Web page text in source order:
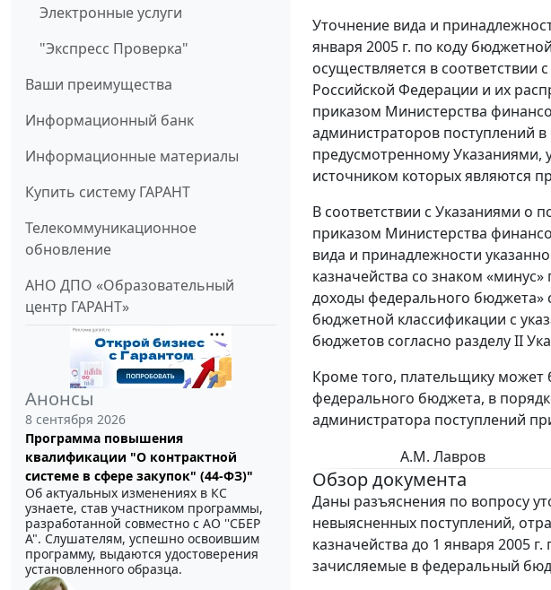
Электронные услуги
"Экспресс Проверка"
Ваши преимущества
Информационный банк
Информационные материалы
Купить систему ГАРАНТ
Телекоммуникационное
обновление
АНО ДПО «Образовательный
центр ГАРАНТ»
Анонсы
8 сентября 2026
Программа повышения
квалификации "О контрактной
системе в сфере закупок" (44-ФЗ)"
Об актуальных изменениях в КС
узнаете, став участником программы,
разработанной совместно с АО ''СБЕР
А". Слушателям, успешно освоившим
программу, выдаются удостоверения
установленного образца.
Уточнение вида и
января 2005 г. по коду
осуществляется в
Российской Федерации и их
приказом Министерства
администраторов поступлений
предусмотренному
источником которых являются
В соответствии с Указаниями о
приказом Министерства
вида и принадлежности
казначейства со знаком
доходы федерального
бюджетной классификации с
бюджетов согласно разделу II
Кроме того, плательщику может
федерального бюджета, в
администратора поступлений
A.M. Лавров
Обзор документа
Даны разъяснения по вопросу
невыясненных поступлений,
казначейства до 1 января 2005
зачисляемые в федеральный